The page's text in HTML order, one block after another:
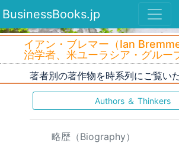
BusinessBooks.jp
イアン・ブレマー（Ian
治学者、米ユーラシア・グルー
著者別の著作物を時系列にご覧い
Authors ＆ Thinkers
略歴（Biography）